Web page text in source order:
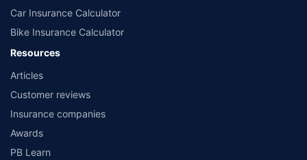
Source: Value Research).
Car Insurance Calculator
Bike Insurance Calculator
Resources
Articles
Customer reviews
Insurance companies
Awards
PB Learn